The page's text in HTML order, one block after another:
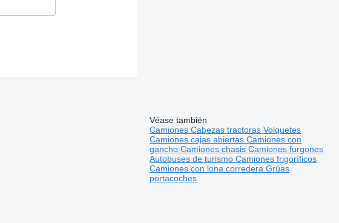
Véase también
CamionesCabezas tractorasVolquetes
Camiones cajas abiertasCamiones con
ganchoCamiones chasisCamiones furgones
Autobuses de turismoCamiones frigoríficos
Camiones con lona correderaGrúas
portacoches